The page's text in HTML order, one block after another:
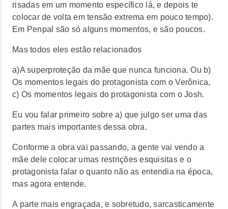
risadas em um momento específico lá, e depois te
colocar de volta em tensão extrema em pouco tempo).
Em Penpal são só alguns momentos, e são poucos.
Mas todos eles estão relacionados
a)A superproteção da mãe que nunca funciona. Ou b)
Os momentos legais do protagonista com o Verônica,
c) Os momentos legais do protagonista com o Josh.
Eu vou falar primeiro sobre a) que julgo ser uma das
partes mais importantes dessa obra.
Conforme a obra vai passando, a gente vai vendo a
mãe dele colocar umas restrições esquisitas e o
protagonista falar o quanto não as entendia na época,
mas agora entende.
A parte mais engraçada, e sobretudo, sarcasticamente